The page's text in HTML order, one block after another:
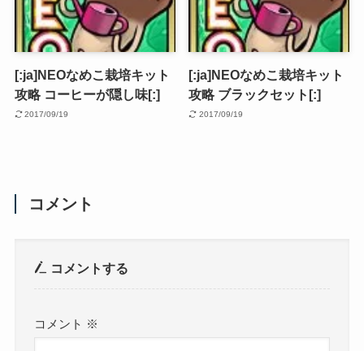
[:ja]NEOなめこ栽培キット
攻略 コーヒーが隠し味[:]
2017/09/19
[:ja]NEOなめこ栽培キット
攻略 ブラックセット[:]
2017/09/19
コメント
コメントする
コメント ※